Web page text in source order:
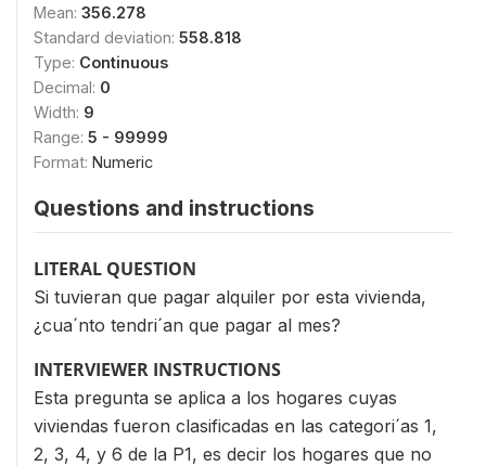
Mean: 356.278
Standard deviation: 558.818
Type: Continuous
Decimal: 0
Width: 9
Range: 5 - 99999
Format: Numeric
Questions and instructions
LITERAL QUESTION
Si tuvieran que pagar alquiler por esta vivienda,
¿cua´nto tendri´an que pagar al mes?
INTERVIEWER INSTRUCTIONS
Esta pregunta se aplica a los hogares cuyas
viviendas fueron clasificadas en las categori´as 1,
2, 3, 4, y 6 de la P1, es decir los hogares que no